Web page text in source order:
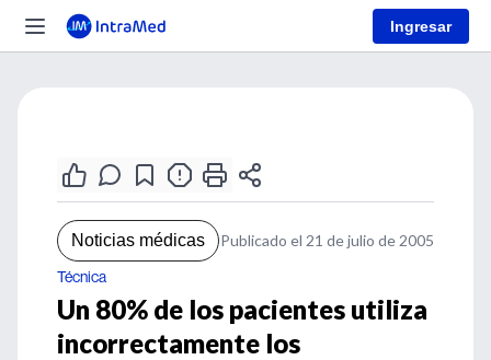
Ingresar
Noticias médicas Publicado el 21 de julio de 2005
Técnica
Un 80% de los pacientes utiliza
incorrectamente los